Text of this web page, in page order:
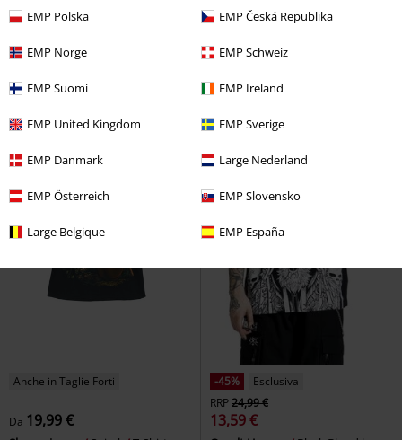
EMP Polska EMP Česká Republika
EMP Norge EMP Schweiz
EMP Suomi EMP Ireland
EMP United Kingdom EMP Sverige
EMP Danmark Large Nederland
EMP Österreich EMP Slovensko
Large Belgique EMP España
Anche in Taglie Forti
Da 19,99 €
-45%
Esclusiva
RRP24,99 €
13,59 €